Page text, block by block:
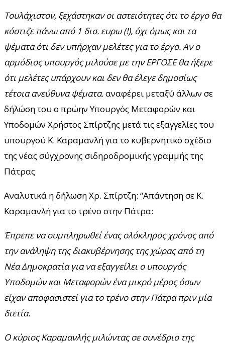
Τουλάχιστον, ξεχάστηκαν οι αστειότητες ότι το έργο θα
κόστιζε πάνω από 1 δισ. ευρω (!), όχι όμως και τα
ψέματα ότι δεν υπήρχαν μελέτες για το έργο. Αν ο
αρμόδιος υπουργός μιλούσε με την ΕΡΓΟΣΕ θα ήξερε
ότι μελέτες υπάρχουν και δεν θα έλεγε δημοσίως
τέτοια ανεύθυνα ψέματα.αναφέρει μεταξύ άλλων σε
δήλώση του ο πρώην Υπουργός Μεταφορών και
Υποδομών Χρήστος Σπίρτζης μετά τις εξαγγελίες του
υπουργού Κ. Καραμανλή για το κυβερνητικό σχέδιο
της νέας σύγχρονης σιδηροδρομικής γραμμής της
Πάτρας
Αναλυτικά η δήλωση Χρ. Σπίρτζη: “Απάντηση σε Κ.
Καραμανλή για το τρένο στην Πάτρα:
Έπρεπε να συμπληρωθεί ένας ολόκληρος χρόνος από
την ανάληψη της διακυβέρνησης της χώρας από τη
Νέα Δημοκρατία για να εξαγγείλει ο υπουργός
Υποδομών και Μεταφορών ένα μικρό μέρος όσων
είχαν αποφασιστεί για το τρένο στην Πάτρα πριν μία
διετία.
Ο κύριος Καραμανλής μιλώντας σε συνέδριο της